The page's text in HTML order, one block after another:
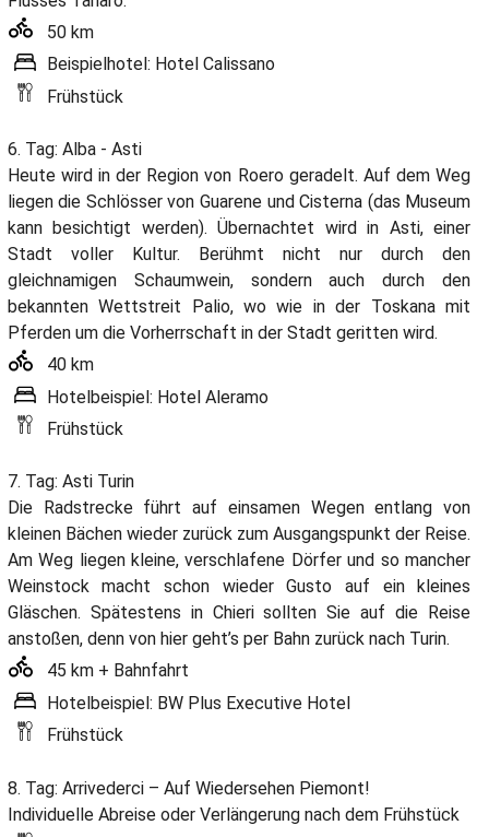
50 km
Beispielhotel: Hotel Calissano
Frühstück
6. Tag: Alba - Asti
Heute wird in der Region von Roero geradelt. Auf dem Weg
liegen die Schlösser von Guarene und Cisterna (das Museum
kann besichtigt werden). Übernachtet wird in Asti, einer
Stadt voller Kultur. Berühmt nicht nur durch den
gleichnamigen Schaumwein, sondern auch durch den
bekannten Wettstreit Palio, wo wie in der Toskana mit
Pferden um die Vorherrschaft in der Stadt geritten wird.
40 km
Hotelbeispiel: Hotel Aleramo
Frühstück
7. Tag: Asti Turin
Die Radstrecke führt auf einsamen Wegen entlang von
kleinen Bächen wieder zurück zum Ausgangspunkt der Reise.
Am Weg liegen kleine, verschlafene Dörfer und so mancher
Weinstock macht schon wieder Gusto auf ein kleines
Gläschen. Spätestens in Chieri sollten Sie auf die Reise
anstoßen, denn von hier geht’s per Bahn zurück nach Turin.
45 km + Bahnfahrt
Hotelbeispiel: BW Plus Executive Hotel
Frühstück
8. Tag: Arrivederci – Auf Wiedersehen Piemont!
Individuelle Abreise oder Verlängerung nach dem Frühstück